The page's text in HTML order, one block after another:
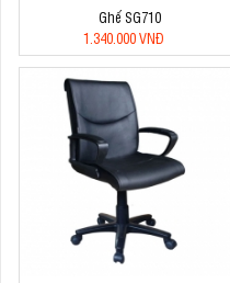
Ghế SG710
1.340.000 VNĐ